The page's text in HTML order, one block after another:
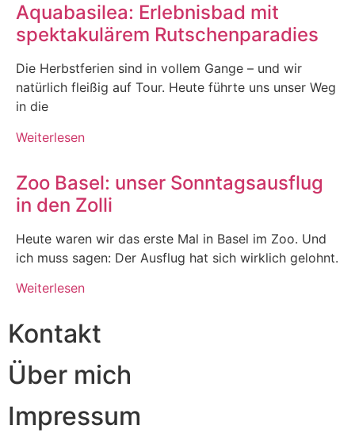
Aquabasilea: Erlebnisbad mit
spektakulärem Rutschenparadies
Die Herbstferien sind in vollem Gange – und wir
natürlich fleißig auf Tour. Heute führte uns unser Weg
in die
Weiterlesen
Zoo Basel: unser Sonntagsausflug
in den Zolli
Heute waren wir das erste Mal in Basel im Zoo. Und
ich muss sagen: Der Ausflug hat sich wirklich gelohnt.
Weiterlesen
Kontakt
Über mich
Impressum